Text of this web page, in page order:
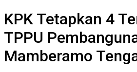
KPK Tetapkan 4
TPPU
Mamberamo